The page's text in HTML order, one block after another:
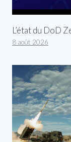
L’état du DoD
8 août 2026